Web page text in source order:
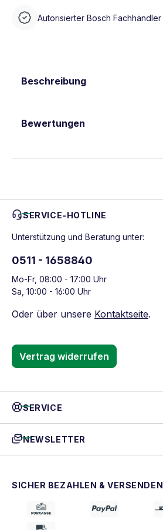
Autorisierter Bosch Fachhändler
Beschreibung
Bewertungen
SERVICE-HOTLINE
Unterstützung und Beratung unter:
0511 - 1658840
Mo-Fr, 08:00 - 17:00 Uhr
Sa, 10:00 - 16:00 Uhr
Oder über unsere Kontaktseite.
Vertrag widerrufen
SERVICE
NEWSLETTER
SICHER BEZAHLEN & VERSENDEN